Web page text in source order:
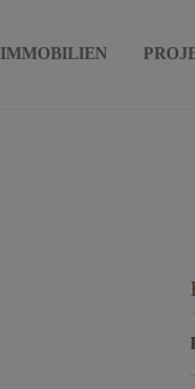
IMMOBILIEN